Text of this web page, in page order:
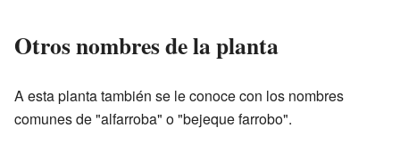
Otros nombres de la planta
A esta planta también se le conoce con los nombres
comunes de "alfarroba" o "bejeque farrobo".